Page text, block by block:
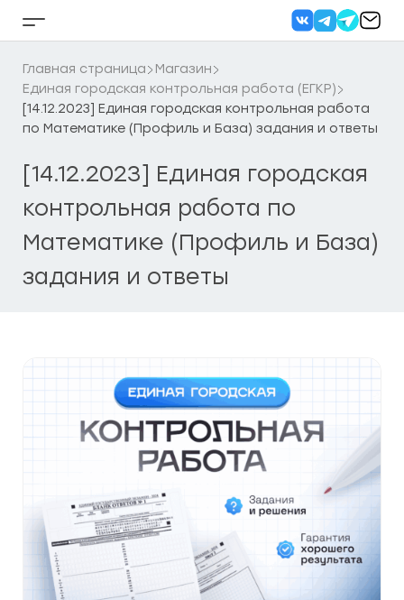
Кнопка
бокового
меню
Главная страница
Магазин
Единая городская контрольная работа (ЕГКР)
[14.12.2023] Единая городская контрольная работа
по Математике (Профиль и База) задания и ответы
[14.12.2023] Единая городская
контрольная работа по
Математике (Профиль и База)
задания и ответы